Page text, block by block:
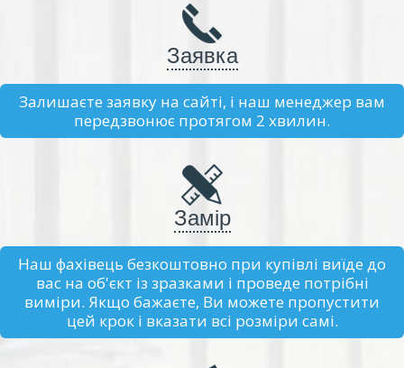
Заявка
Залишаєте заявку на сайті, і наш менеджер вам
передзвонює протягом 2 хвилин.
Замір
Наш фахівець безкоштовно при купівлі виїде до
вас на об'єкт із зразками і проведе потрібні
виміри. Якщо бажаєте, Ви можете пропустити
цей крок і вказати всі розміри самі.